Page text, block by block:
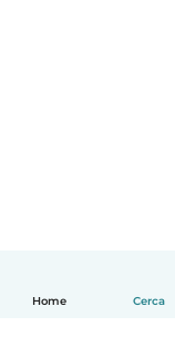
Home Cerca